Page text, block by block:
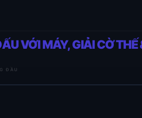
VỚI MÁY, GIẢI CỜ THẾ
ĐẦU